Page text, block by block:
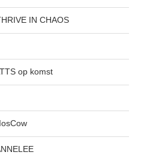
IN CHAOS
op komst